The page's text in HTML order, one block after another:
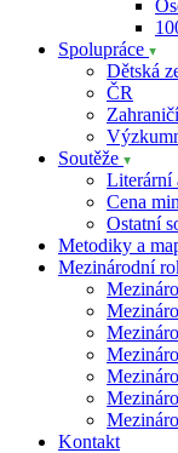
Spolupráce
Dětská
ČR
Zahraničí
Soutěže
Literární
Cena
Ostatní
Metodiky a
Mezinárodní
Kontakt